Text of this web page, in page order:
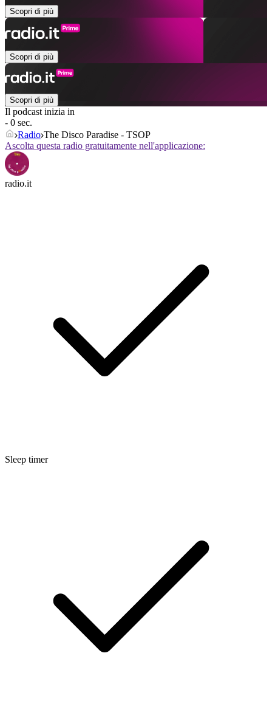
Scopri di più
Scopri di più
Scopri di più
Il podcast inizia in
- 0 sec.
Radio The Disco Paradise - TSOP
Ascolta questa radio gratuitamente nell'applicazione:
radio.it
Sleep timer